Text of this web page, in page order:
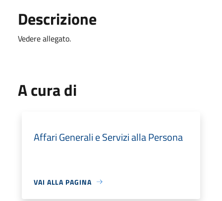
Descrizione
Vedere allegato.
A cura di
Affari Generali e Servizi alla Persona
VAI ALLA PAGINA